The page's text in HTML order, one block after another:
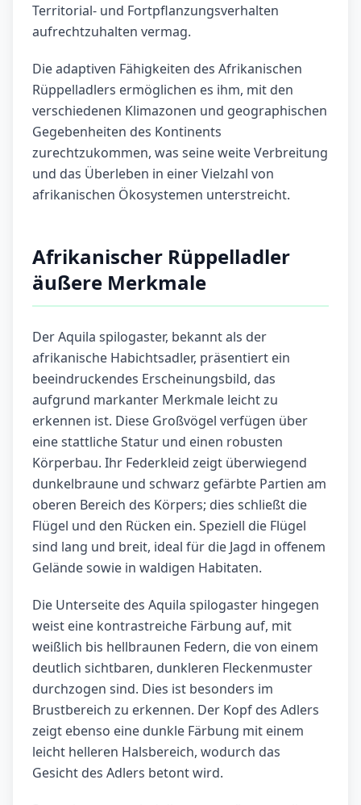
Territorial- und Fortpflanzungsverhalten
aufrechtzuhalten vermag.
Die adaptiven Fähigkeiten des Afrikanischen
Rüppelladlers ermöglichen es ihm, mit den
verschiedenen Klimazonen und geographischen
Gegebenheiten des Kontinents
zurechtzukommen, was seine weite Verbreitung
und das Überleben in einer Vielzahl von
afrikanischen Ökosystemen unterstreicht.
Afrikanischer Rüppelladler
äußere Merkmale
Der Aquila spilogaster, bekannt als der
afrikanische Habichtsadler, präsentiert ein
beeindruckendes Erscheinungsbild, das
aufgrund markanter Merkmale leicht zu
erkennen ist. Diese Großvögel verfügen über
eine stattliche Statur und einen robusten
Körperbau. Ihr Federkleid zeigt überwiegend
dunkelbraune und schwarz gefärbte Partien am
oberen Bereich des Körpers; dies schließt die
Flügel und den Rücken ein. Speziell die Flügel
sind lang und breit, ideal für die Jagd in offenem
Gelände sowie in waldigen Habitaten.
Die Unterseite des Aquila spilogaster hingegen
weist eine kontrastreiche Färbung auf, mit
weißlich bis hellbraunen Federn, die von einem
deutlich sichtbaren, dunkleren Fleckenmuster
durchzogen sind. Dies ist besonders im
Brustbereich zu erkennen. Der Kopf des Adlers
zeigt ebenso eine dunkle Färbung mit einem
leicht helleren Halsbereich, wodurch das
Gesicht des Adlers betont wird.